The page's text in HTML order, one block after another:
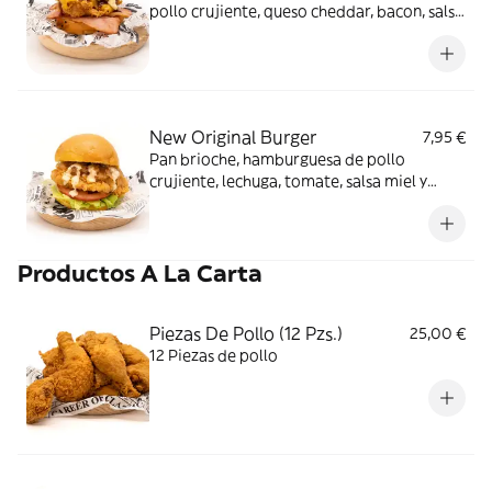
pollo crujiente, queso cheddar, bacon, salsa
New Original Burger
7,95 €
Pan brioche, hamburguesa de pollo
crujiente, lechuga, tomate, salsa miel y
Productos A La Carta
Piezas De Pollo (12 Pzs.)
25,00 €
12 Piezas de pollo